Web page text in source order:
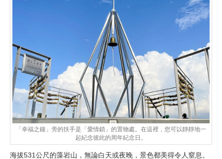
「幸福之鐘」旁的扶手是「愛情鎖」的置物處。在這裡，您可以靜靜地一
起紀念彼此的周年紀念日。
海拔531公尺的藻岩山，無論白天或夜晚，景色都美得令人窒息。